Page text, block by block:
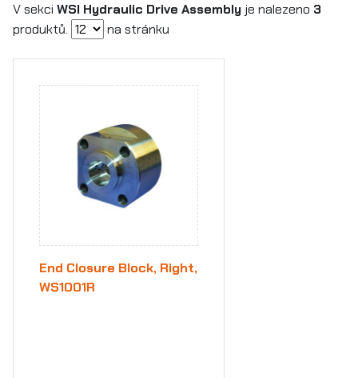
V sekci WSI Hydraulic Drive Assembly je nalezeno 3
produktů.
na stránku
End Closure Block, Right,
WS1001R